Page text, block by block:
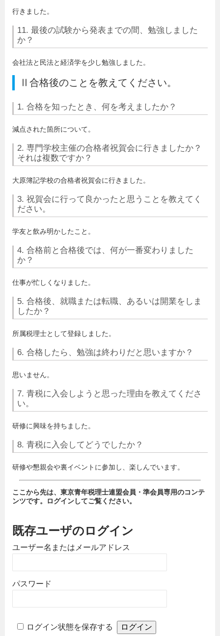
行きました。
11. 最後の試験から発表までの間、勉強しました
か？
会社法と民法と経済学を少し勉強しました。
Ⅱ合格後のことを教えてください。
1. 合格を知ったとき、何を考えましたか？
減点された箇所について。
2. 専門学校主催の合格者祝賀会に行きましたか？
それは複数ですか？
大原簿記学校の合格者祝賀会に行きました。
3. 祝賀会に行って良かったと思うことを教えてく
ださい。
学友と飲み明かしたこと。
4. 合格前と合格後では、何が一番変わりました
か？
仕事が忙しくなりました。
5. 合格後、就職または転職、あるいは開業をしま
したか？
所属税理士として登録しました。
6. 合格したら、勉強は終わりだと思いますか？
思いません。
7. 青税に入会しようと思った理由を教えてくださ
い。
研修に興味を持ちました。
8. 青税に入会してどうでしたか？
研修や懇親会や裏イベントに参加し、楽しんでいます。
ここから先は、東京青年税理士連盟会員・準会員専用のコンテ
ンツです。ログインしてご覧ください。
既存ユーザのログイン
ユーザー名またはメールアドレス
パスワード
ログイン状態を保存する